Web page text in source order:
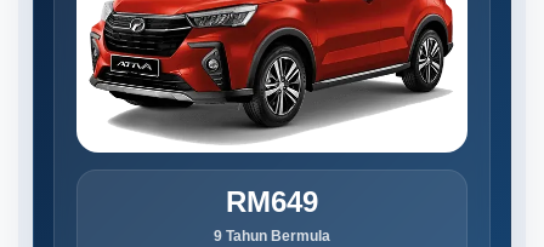
RM649
9 Tahun Bermula